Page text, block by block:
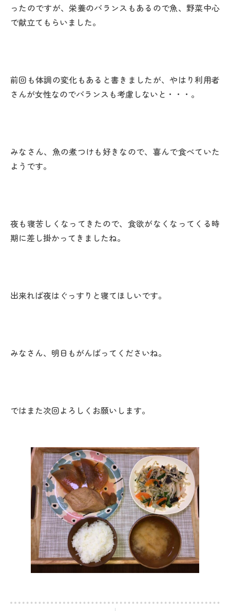
ったのですが、栄養のバランスもあるので魚、野菜中心
で献立てもらいました。
前回も体調の変化もあると書きましたが、やはり利用者
さんが女性なのでバランスも考慮しないと・・・。
みなさん、魚の煮つけも好きなので、喜んで食べていた
ようです。
夜も寝苦しくなってきたので、食欲がなくなってくる時
期に差し掛かってきましたね。
出来れば夜はぐっすりと寝てほしいです。
みなさん、明日もがんばってくださいね。
ではまた次回よろしくお願いします。